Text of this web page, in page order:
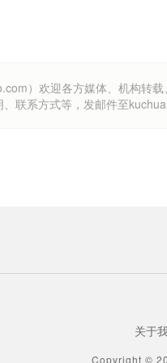
）欢迎各方媒体、机构转
联系方式等，发邮件至
关于
Copyright ©